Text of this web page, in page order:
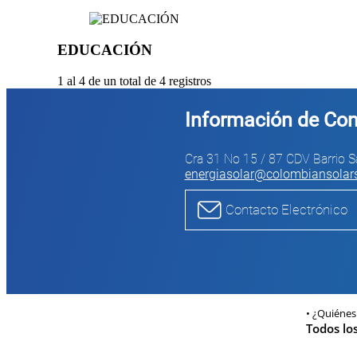
EDUCACIÓN
1 al 4 de un total de 4 registros
Información de
Cra 31 No 15 / 87 CDV Barrio
Contacto Electrónico
Todos